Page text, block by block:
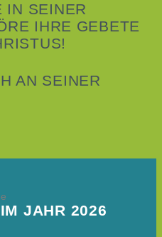
IN SEINER
IHRE GEBETE
AN SEINER
JAHR 2026